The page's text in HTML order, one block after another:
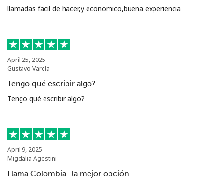
llamadas facil de hacer,y economico,buena experiencia
April 25, 2025
Gustavo Varela
Tengo qué escribir algo?
Tengo qué escribir algo?
April 9, 2025
Migdalia Agostini
Llama Colombia...la mejor opción.